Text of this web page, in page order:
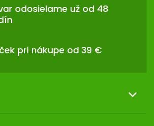
odosielame už od 48
pri nákupe od 39 €